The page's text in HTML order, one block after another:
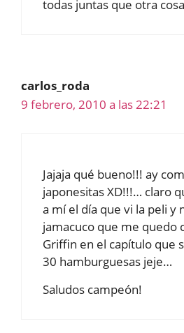
todas juntas que otra
carlos_roda
9 febrero, 2010 a las 22:21
Jajaja qué bueno!!! ay
japonesitas XD!!!… claro
a mí el día que vi la peli y
jamacuco que me quedo
Griffin en el capítulo que
30 hamburguesas jeje…
Saludos campeón!